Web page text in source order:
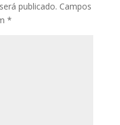
publicado. Campos
*